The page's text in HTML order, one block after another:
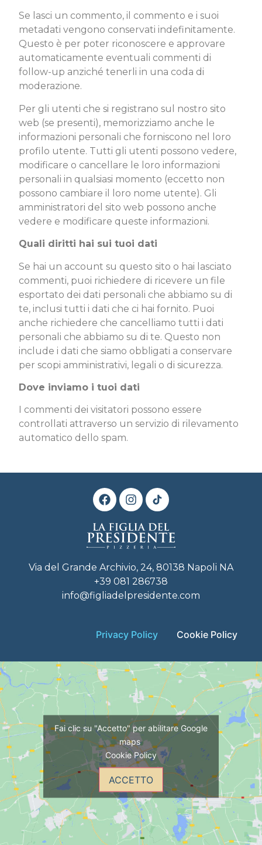
Se lasci un commento, il commento e i suoi
metadati vengono conservati indefinitamente.
Questo è per poter riconoscere e approvare
automaticamente eventuali commenti di
follow-up anziché tenerli in una coda di
moderazione.
Per gli utenti che si registrano sul nostro sito
web (se presenti), memorizziamo anche le
informazioni personali che forniscono nel loro
profilo utente. Tutti gli utenti possono vedere,
modificare o cancellare le loro informazioni
personali in qualsiasi momento (eccetto non
possono cambiare il loro nome utente). Gli
amministratori del sito web possono anche
vedere e modificare queste informazioni.
Quali diritti hai sui tuoi dati
Se hai un account su questo sito o hai lasciato
commenti, puoi richiedere di ricevere un file
esportato dei dati personali che abbiamo su di
te, inclusi tutti i dati che ci hai fornito. Puoi
anche richiedere che cancelliamo tutti i dati
personali che abbiamo su di te. Questo non
include i dati che siamo obbligati a conservare
per scopi amministrativi, legali o di sicurezza.
Dove inviamo i tuoi dati
I commenti dei visitatori possono essere
controllati attraverso un servizio di rilevamento
automatico dello spam.
Via del Grande Archivio, 24, 80138 Napoli NA
+39 081 286738
info@figliadelpresidente.com
Privacy Policy Cookie Policy
Fai clic su "Accetto" per abilitare Google
maps
Cookie Policy
ACCETTO